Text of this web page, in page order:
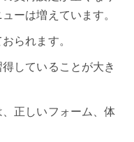
ーは増えています。
られます。
していることが大き
正しいフォーム、体